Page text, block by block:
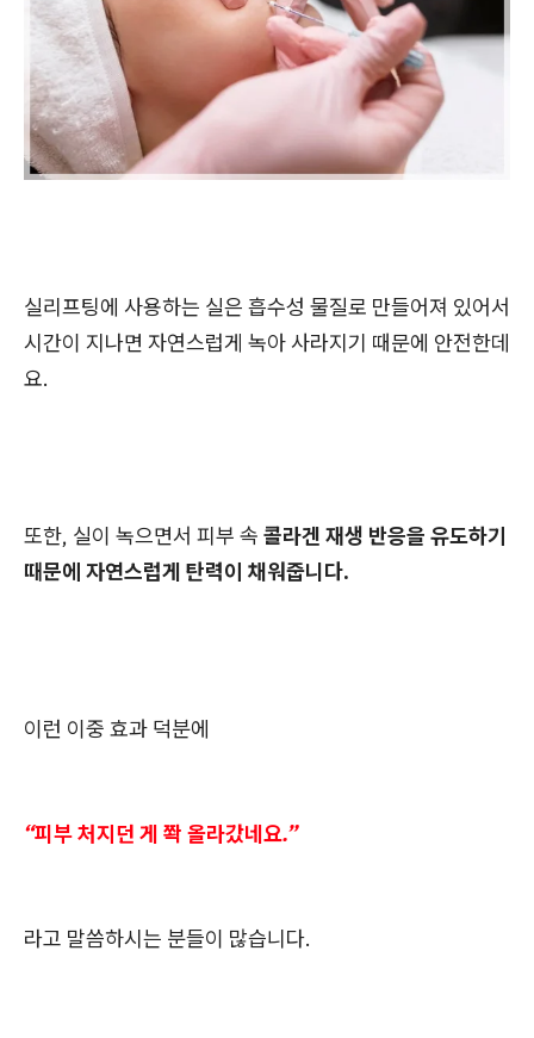
실리프팅에 사용하는 실은 흡수성 물질로 만들어져 있어서
시간이 지나면 자연스럽게 녹아 사라지기 때문에 안전한데
요.
또한, 실이 녹으면서 피부 속 콜라겐 재생 반응을 유도하기
때문에 자연스럽게 탄력이 채워줍니다.
이런 이중 효과 덕분에
“피부 처지던 게 쫙 올라갔네요.”
라고 말씀하시는 분들이 많습니다.